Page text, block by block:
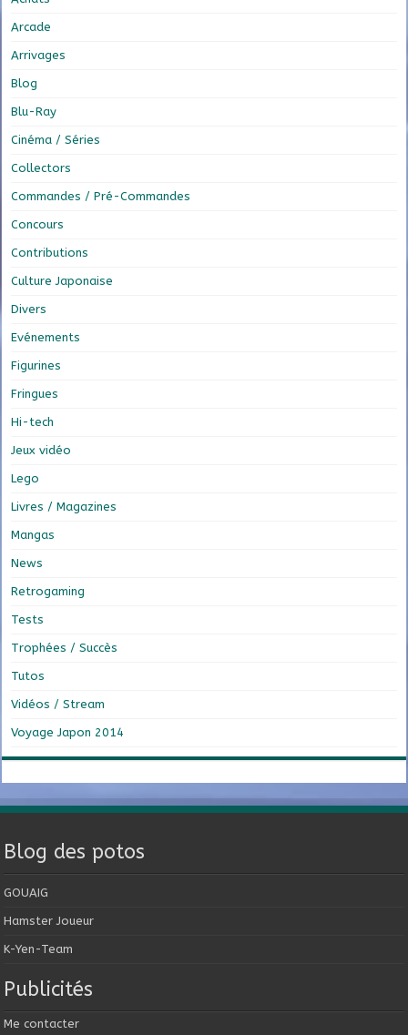
Arcade
Arrivages
Blog
Blu-Ray
Cinéma / Séries
Collectors
Commandes / Pré-Commandes
Concours
Contributions
Culture Japonaise
Divers
Evénements
Figurines
Fringues
Hi-tech
Jeux vidéo
Lego
Livres / Magazines
Mangas
News
Retrogaming
Tests
Trophées / Succès
Tutos
Vidéos / Stream
Voyage Japon 2014
Blog des potos
GOUAIG
Hamster Joueur
K-Yen-Team
Publicités
Me contacter